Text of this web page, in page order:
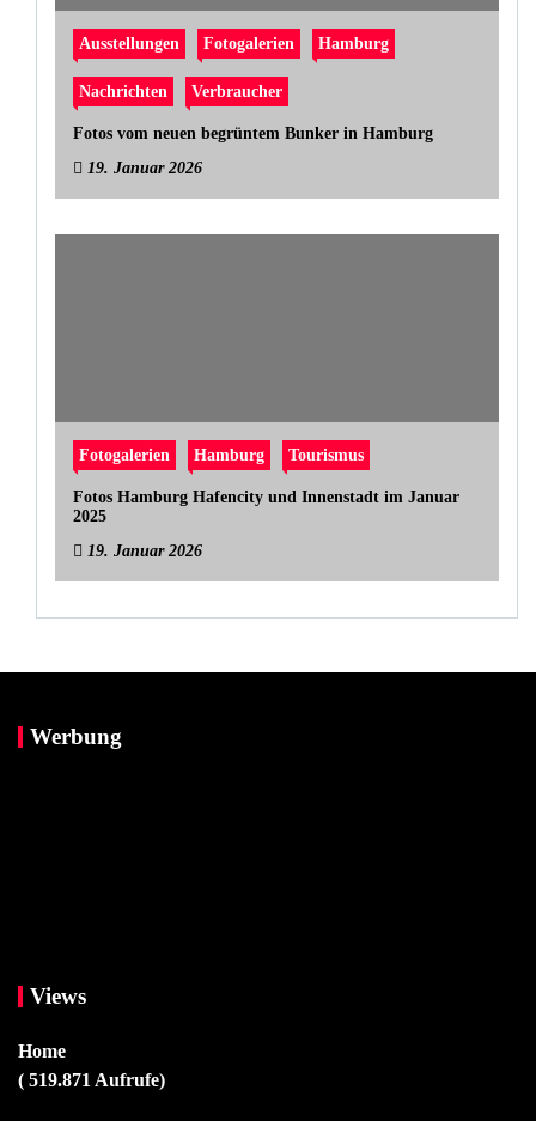
Ausstellungen Fotogalerien Hamburg
Nachrichten Verbraucher
Fotos vom neuen begrüntem Bunker in Hamburg
19. Januar 2026
Fotogalerien Hamburg Tourismus
Fotos Hamburg Hafencity und Innenstadt im Januar
2025
19. Januar 2026
Werbung
Views
Home
( 519.871 Aufrufe)